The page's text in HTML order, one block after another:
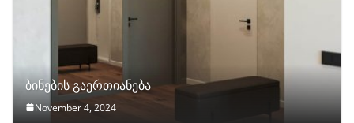
ბინების გაერთიანება
November 4, 2024